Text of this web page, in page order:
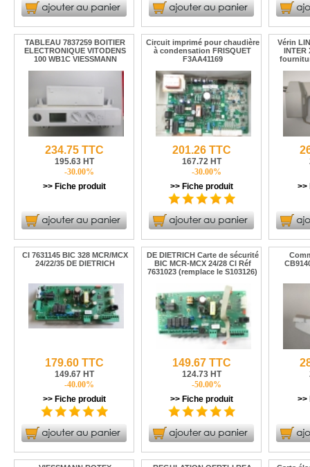
TABLEAU 7837259 BOITIER
ELECTRONIQUE VITODENS
100 WB1C VIESSMANN
234.75 TTC
195.63 HT
-30.00%
>> Fiche produit
Circuit imprimé pour chaudière
à condensation FRISQUET
F3AA41169
201.26 TTC
167.72 HT
-30.00%
>> Fiche produit
Vérin
INTER
>>
CI 7631145 BIC 328 MCR/MCX
24/22/35 DE DIETRICH
179.60 TTC
149.67 HT
-40.00%
>> Fiche produit
DE DIETRICH Carte de sécurité
BIC MCR-MCX 24/28 CI Réf
7631023 (remplace le S103126)
149.67 TTC
124.73 HT
-50.00%
>> Fiche produit
>>